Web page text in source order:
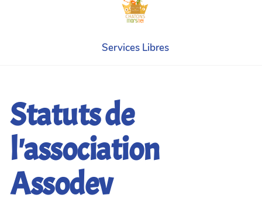
Services Libres
Statuts de
l'association
Assodev